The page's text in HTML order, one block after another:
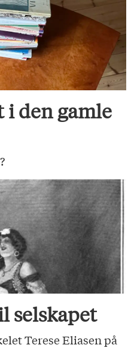
i den gamle
selskapet
Terese Eliasen på